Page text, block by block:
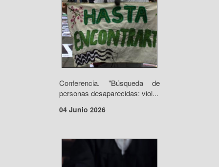
Conferencia. "Búsqueda de
personas desaparecidas: viol...
04 Junio 2026